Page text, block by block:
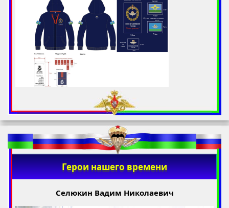
Герои нашего времени
Селюкин Вадим Николаевич